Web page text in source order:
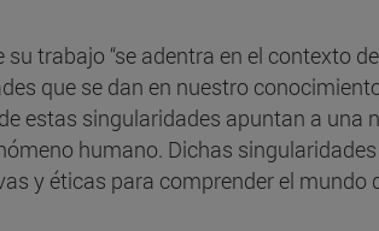
su trabajo “se adentra en el contexto
que se dan en nuestro
estas singularidades apuntan a una
humano. Dichas
y éticas para comprender el mundo